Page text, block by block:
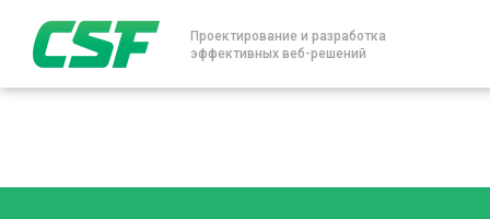
Проектирование и разработка
эффективных веб-решений